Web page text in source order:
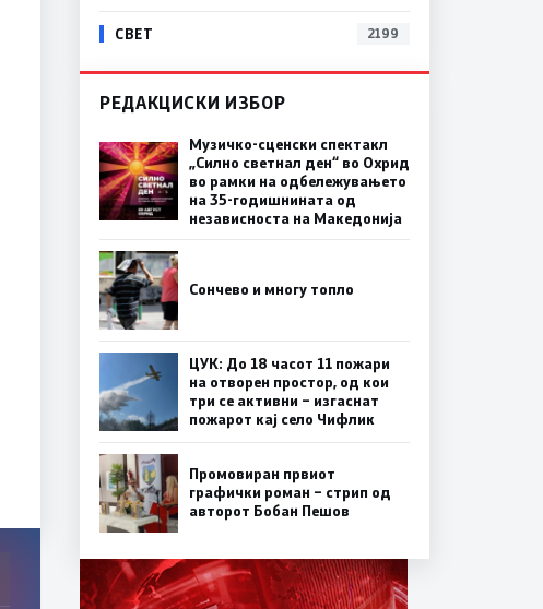
СВЕТ 2199
РЕДАКЦИСКИ ИЗБОР
Музичко-сценски спектакл
„Силно светнал ден“ во Охрид
во рамки на одбележувањето
на 35-годишнината од
независноста на Македонија
Сончево и многу топло
ЦУК: До 18 часот 11 пожари
на отворен простор, од кои
три се активни – изгаснат
пожарот кај село Чифлик
Промовиран првиот
графички роман – стрип од
авторот Бобан Пешов